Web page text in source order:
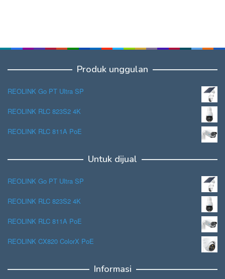
Produk unggulan
REOLINK Go PT Ultra SP
REOLINK RLC 823S2 4K
REOLINK RLC 811A PoE
Untuk dijual
REOLINK Go PT Ultra SP
REOLINK RLC 823S2 4K
REOLINK RLC 811A PoE
REOLINK CX820 ColorX PoE
Informasi